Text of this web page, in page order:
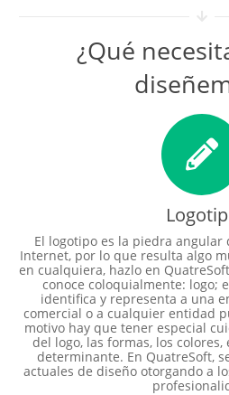
¿Qué
El logotipo es la piedra
Internet, por lo que resulta algo
en cualquiera, hazlo en
conoce coloquialmente: logo;
identifica y representa a una
comercial o a cualquier entidad
motivo hay que tener especial
del logo, las formas, los colores,
determinante. En QuatreSoft,
actuales de diseño otorgando a